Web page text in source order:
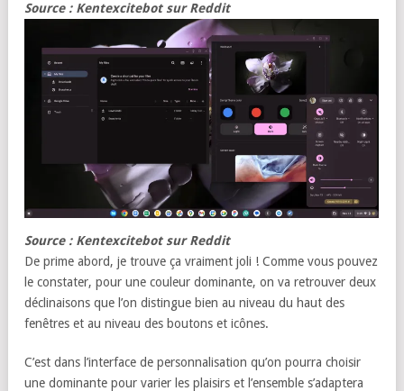
Source : Kentexcitebot sur Reddit
Source : Kentexcitebot sur Reddit
De prime abord, je trouve ça vraiment joli ! Comme vous pouvez
le constater, pour une couleur dominante, on va retrouver deux
déclinaisons que l’on distingue bien au niveau du haut des
fenêtres et au niveau des boutons et icônes.
C’est dans l’interface de personnalisation qu’on pourra choisir
une dominante pour varier les plaisirs et l’ensemble s’adaptera